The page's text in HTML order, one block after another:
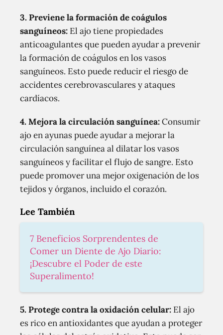
3. Previene la formación de coágulos
sanguíneos: El ajo tiene propiedades
anticoagulantes que pueden ayudar a prevenir
la formación de coágulos en los vasos
sanguíneos. Esto puede reducir el riesgo de
accidentes cerebrovasculares y ataques
cardíacos.
4. Mejora la circulación sanguínea:Consumir
ajo en ayunas puede ayudar a mejorar la
circulación sanguínea al dilatar los vasos
sanguíneos y facilitar el flujo de sangre. Esto
puede promover una mejor oxigenación de los
tejidos y órganos, incluido el corazón.
Lee También
7 Beneficios Sorprendentes de
Comer un Diente de Ajo Diario:
¡Descubre el Poder de este
Superalimento!
5. Protege contra la oxidación celular: El ajo
es rico en antioxidantes que ayudan a proteger